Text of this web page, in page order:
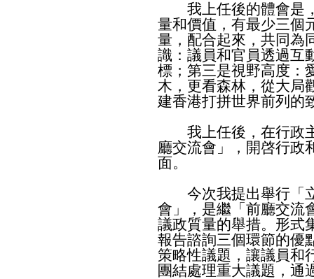
我上任後的體會是，
量和價值，有最少三個
量，配合起來，共同為
識：議員和官員透過互
標；第三是視野高度：
木，更看森林，從大局
建香港打拼世界前列的
我上任後，在行政主
廳交流會」，開啓行政
面。
今次我提出舉行「立
會」，是繼「前廳交流
議政質量的舉措。形式
報告諮詢三個環節的優
策略性議題，讓議員和
團結處理重大議題，通